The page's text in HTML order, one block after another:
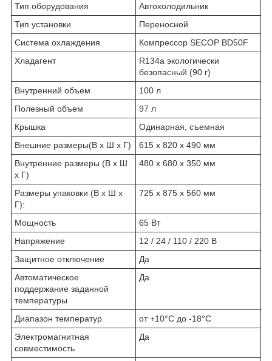
Тип оборудования
Автохолодильник
Тип установки
Переносной
Система охлаждения
Компрессор SECOP BD50F
Хладагент
R134a экологически
безопасный (90 г)
Внутренний объем
100 л
Полезный объем
97 л
Крышка
Одинарная, съемная
Внешние размеры(В x Ш x Г)
615 х 820 х 490 мм
Внутренние размеры (В x Ш
x Г)
480 х 680 х 350 мм
Размеры упаковки (В x Ш x
Г):
725 х 875 х 560 мм
Мощность
65 Вт
Напряжение
12 / 24 / 110 / 220 В
Защитное отключение
Да
Автоматическое
поддержание заданной
температуры
Да
Диапазон температур
от +10°C до -18°C
Электромагнитная
совместимость
Да